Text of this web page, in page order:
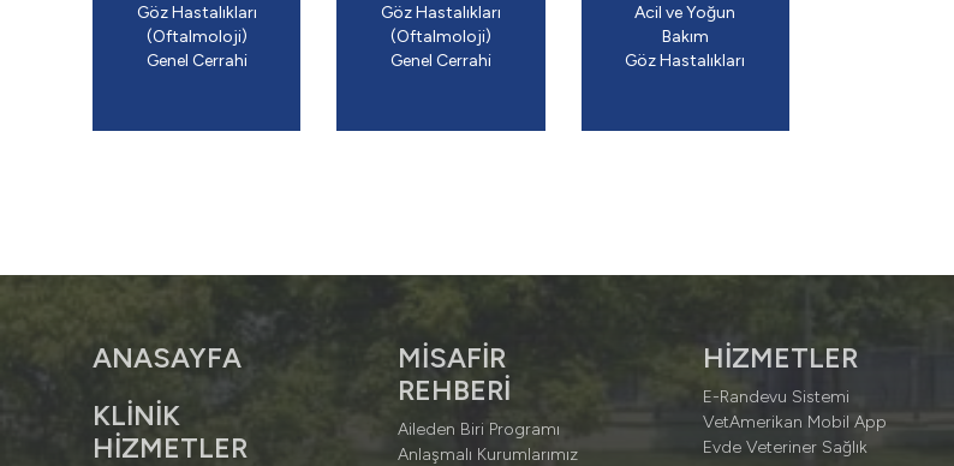
Göz Hastalıkları
(Oftalmoloji)
Genel Cerrahi
Göz Hastalıkları
(Oftalmoloji)
Genel Cerrahi
Acil ve Yoğun
Bakım
​Göz Hastalıkları
ANASAYFA
KLİNİK
HİZMETLER
MİSAFİR
REHBERİ
Aileden Biri Programı
Anlaşmalı Kurumlarımız
HİZMETLER
E-Randevu Sistemi
VetAmerikan Mobil App
Evde Veteriner Sağlık